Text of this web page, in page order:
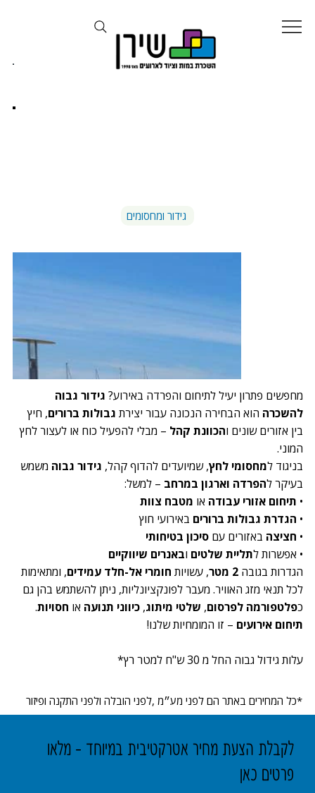
גידור גבוה
גידור ומחסומים
מחפשים פתרון יעיל לתיחום והפרדה באירוע? גידור גבוה
להשכרה הוא הבחירה הנכונה עבור יצירת גבולות ברורים, חיץ
בין אזורים שונים והכוונת קהל – מבלי להפעיל כוח או לעצור לחץ
המוני.
בניגוד למחסומי לחץ, שמיועדים להדוף קהל, גידור גבוה משמש
בעיקר להפרדה וארגון במרחב – למשל:
• תיחום אזורי עבודה או מטבח צוות
• הגדרת גבולות ברורים באירועי חוץ
• חציצה באזורים עםסיכון בטיחותי
• אפשרות לתליית שלטים ובאנרים שיווקיים
הגדרות בגובה2 מטר , עשויות חומרי אל-חלד עמידים, ומתאימות
לכל תנאי מזג האוויר. מעבר לפונקציונליות, ניתן להשתמש בהן גם
כפלטפורמה לפרסום, שלטי מיתוג,כיווני תנועה או חסויות.
תיחום אירועים – זו המומחיות שלנו!
עלות גידול גבוה החל מ 30 ש"ח למטר רץ*
*כל המחירים באתר הם לפני מע״מ ,לפני הובלה ולפני התקנה ופיזור
לקבלת הצעת מחיר אטרקטיבית במיוחד - מלאו
פרטים כאן